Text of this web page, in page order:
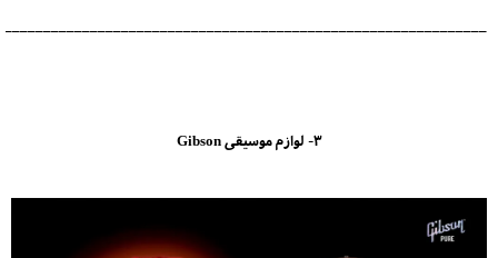
3- لوازم موسیقی Gibson